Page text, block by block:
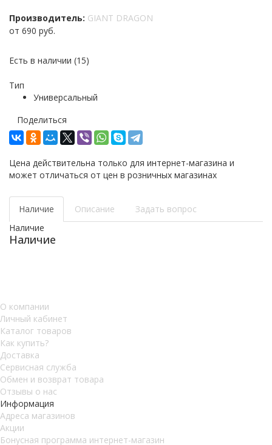
Производитель: GIANT DRAGON
от 690 руб.
Есть в наличии (15)
Тип
Универсальный
Поделиться
Цена действительна только для интернет-магазина и
может отличаться от цен в розничных магазинах
Наличие Описание
Задать вопрос
Наличие
Наличие
О компании
Личный кабинет
Каталог товаров
Как купить?
Доставка
Сервисная служба
Обмен и возврат товара
Отзывы о нас
Информация
Адреса магазинов
Акции
Бонусная программа интернет-магазин